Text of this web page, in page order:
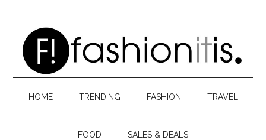
content
secondary
primary
sidebar
HOME TRENDING FASHION TRAVEL
FOOD SALES & DEALS